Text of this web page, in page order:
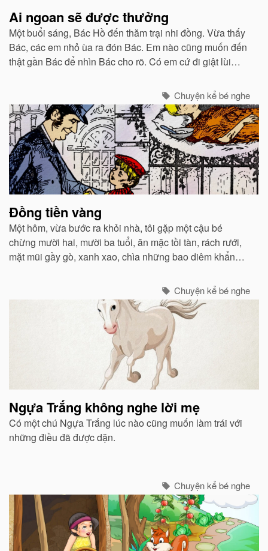
Ai ngoan sẽ được thưởng
Một buổi sáng, Bác Hồ đến thăm trại nhi đồng. Vừa thấy
Bác, các em nhỏ ùa ra đón Bác. Em nào cũng muốn đến
thật gần Bác để nhìn Bác cho rõ. Có em cứ đi giật lùi
Chuyện kể bé nghe
Đồng tiền vàng
Một hôm, vừa bước ra khỏi nhà, tôi gặp một cậu bé
chừng mười hai, mười ba tuổi, ăn mặc tồi tàn, rách rưới,
mặt mũi gầy gò, xanh xao, chìa những bao diêm khẩn
Chuyện kể bé nghe
Ngựa Trắng không nghe lời mẹ
Có một chú Ngựa Trắng lúc nào cũng muốn làm trái với
những điều đã được dặn.
Chuyện kể bé nghe